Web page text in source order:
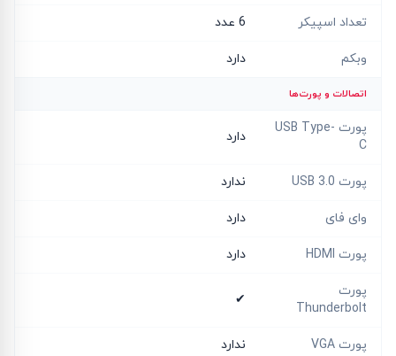
تعداد اسپیکر 6 عدد
وبکم دارد
اتصالات و پورت‌ها
پورت USB Type-
C
دارد
پورت USB 3.0 ندارد
وای فای دارد
پورت HDMI دارد
پورت
Thunderbolt
✔
پورت VGA ندارد